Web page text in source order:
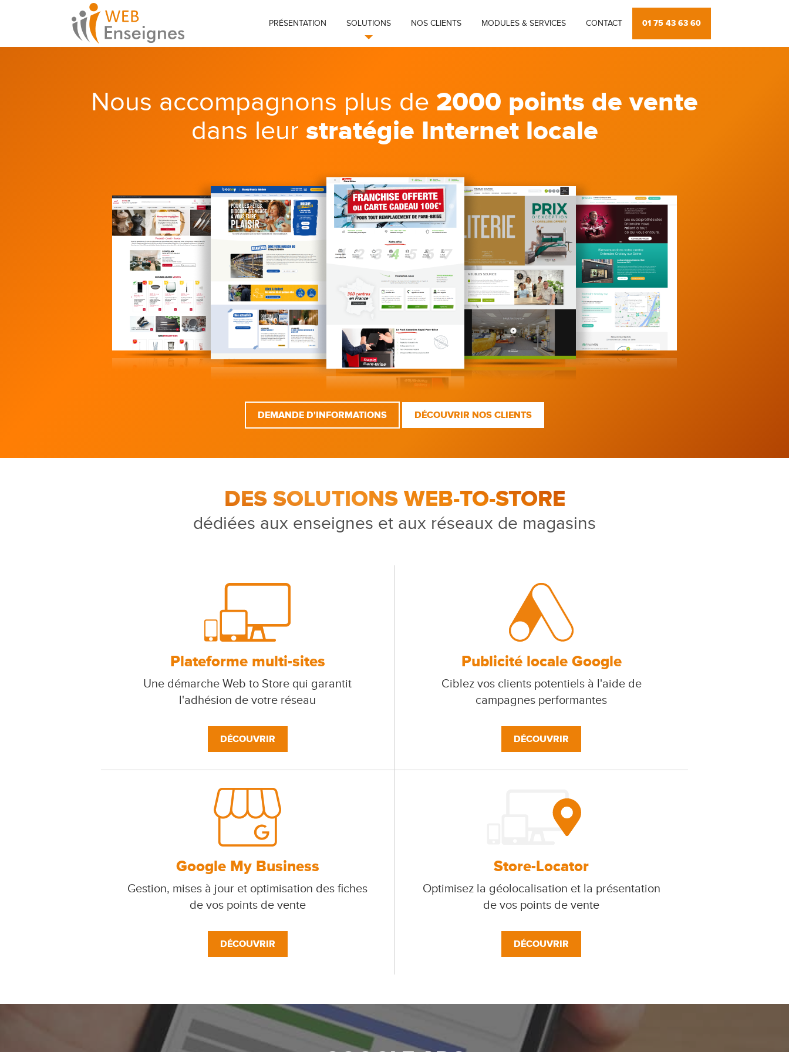
PRÉSENTATION SOLUTIONS NOS CLIENTS MODULES & SERVICES CONTACT 01 75 43 63 60
Nous accompagnons plus de 2000 points de vente
dans leur stratégie Internet locale
DEMANDE D'INFORMATIONS DÉCOUVRIR NOS CLIENTS
DES SOLUTIONS WEB-TO-STORE
dédiées aux enseignes et aux réseaux de magasins
Plateforme multi-sites
Une démarche Web to Store qui garantit
l'adhésion de votre réseau
DÉCOUVRIR
Publicité locale Google
Ciblez vos clients potentiels à l'aide de
campagnes performantes
DÉCOUVRIR
Google My Business
Gestion, mises à jour et optimisation des fiches
de vos points de vente
DÉCOUVRIR
Store-Locator
Optimisez la géolocalisation et la présentation
de vos points de vente
DÉCOUVRIR